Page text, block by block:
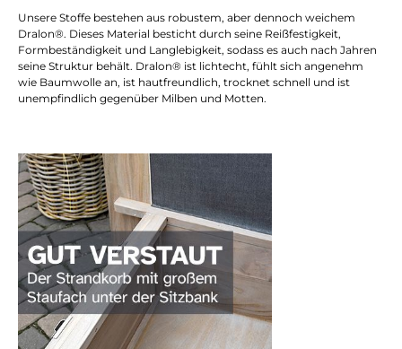
Unsere Stoffe bestehen aus robustem, aber dennoch weichem
Dralon®. Dieses Material besticht durch seine Reißfestigkeit,
Formbeständigkeit und Langlebigkeit, sodass es auch nach Jahren
seine Struktur behält. Dralon® ist lichtecht, fühlt sich angenehm
wie Baumwolle an, ist hautfreundlich, trocknet schnell und ist
unempfindlich gegenüber Milben und Motten.